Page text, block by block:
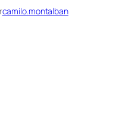
camilo.montalban